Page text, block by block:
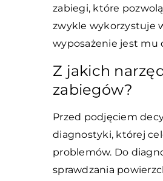
zabiegi, które
zwykle wykorzystuje
wyposażenie jest mu
Z jakich
zabiegów?
Przed podjęciem
diagnostyki, której
problemów. Do
sprawdzania